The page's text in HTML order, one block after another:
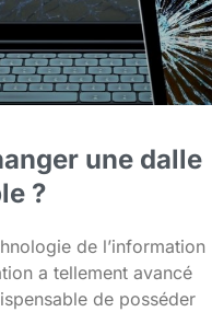
une dalle
?
de l’information
a tellement avancé
de posséder